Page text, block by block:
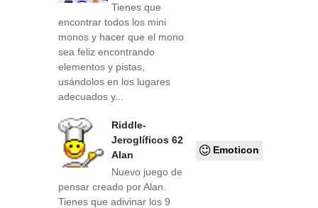
Emoticon
Tienes que
encontrar todos los mini
monos y hacer que el mono
sea feliz encontrando
elementos y pistas,
usándolos en los lugares
adecuados y...
Riddle-
Jeroglíficos 62
Alan
Nuevo juego de
pensar creado por Alan.
Tienes que adivinar los 9